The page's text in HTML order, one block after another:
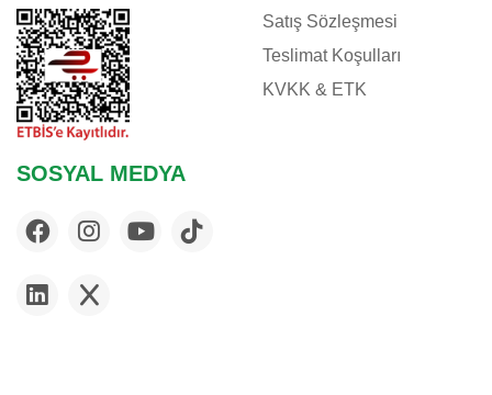
Satış Sözleşmesi
Teslimat Koşulları
KVKK & ETK
SOSYAL MEDYA